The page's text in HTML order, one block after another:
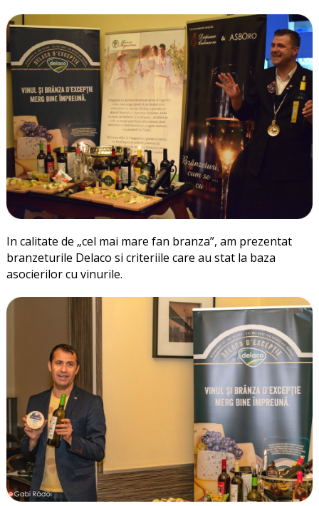
In calitate de „cel mai mare fan branza”, am prezentat
branzeturile Delaco si criteriile care au stat la baza
asocierilor cu vinurile.